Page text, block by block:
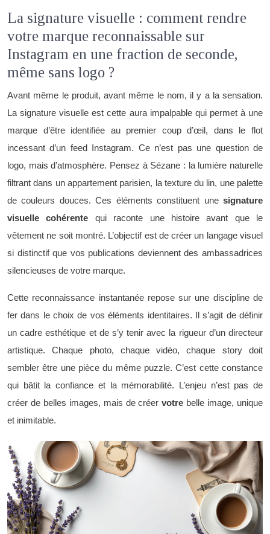
La signature visuelle : comment rendre
votre marque reconnaissable sur
Instagram en une fraction de seconde,
même sans logo ?
Avant même le produit, avant même le nom, il y a la sensation.
La signature visuelle est cette aura impalpable qui permet à une
marque d’être identifiée au premier coup d’œil, dans le flot
incessant d’un feed Instagram. Ce n’est pas une question de
logo, mais d’atmosphère. Pensez à Sézane : la lumière naturelle
filtrant dans un appartement parisien, la texture du lin, une palette
de couleurs douces. Ces éléments constituent une signature
visuelle cohérente qui raconte une histoire avant que le
vêtement ne soit montré. L’objectif est de créer un langage visuel
si distinctif que vos publications deviennent des ambassadrices
silencieuses de votre marque.
Cette reconnaissance instantanée repose sur une discipline de
fer dans le choix de vos éléments identitaires. Il s’agit de définir
un cadre esthétique et de s’y tenir avec la rigueur d’un directeur
artistique. Chaque photo, chaque vidéo, chaque story doit
sembler être une pièce du même puzzle. C’est cette constance
qui bâtit la confiance et la mémorabilité. L’enjeu n’est pas de
créer de belles images, mais de créervotre belle image, unique
et inimitable.